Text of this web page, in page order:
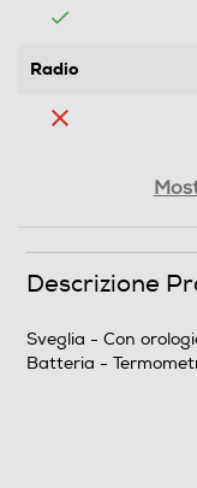
Radio
Termometro
Descrizione
Sveglia - Con
Batteria -